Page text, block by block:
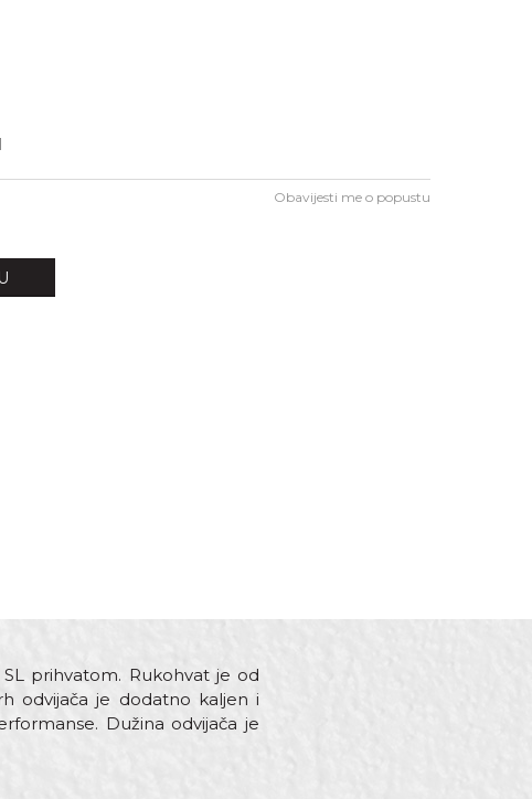
Obavijesti me o popustu
prihvatom. Rukohvat je od
odvijača je dodatno kaljen i
Dužina odvijača je